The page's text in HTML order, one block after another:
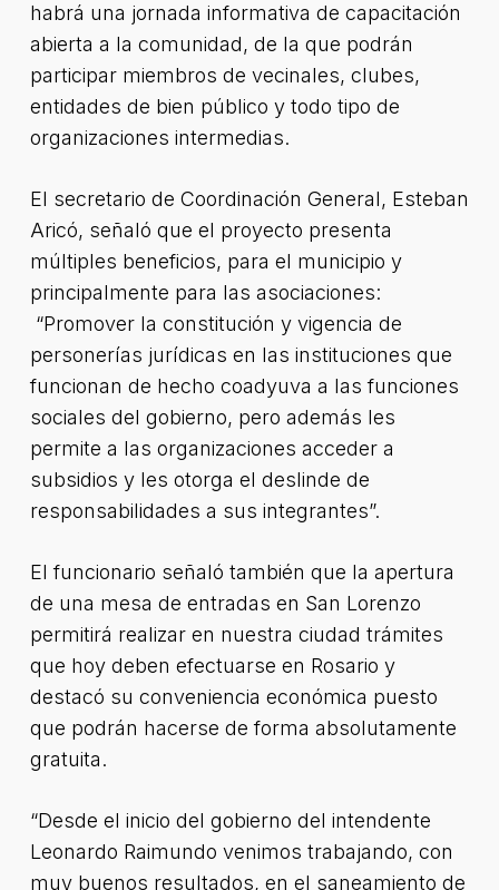
habrá una jornada informativa de capacitación
abierta a la comunidad, de la que podrán
participar miembros de vecinales, clubes,
entidades de bien público y todo tipo de
organizaciones intermedias.
El secretario de Coordinación General, Esteban
Aricó, señaló que el proyecto presenta
múltiples beneficios, para el municipio y
principalmente para las asociaciones:
“Promover la constitución y vigencia de
personerías jurídicas en las instituciones que
funcionan de hecho coadyuva a las funciones
sociales del gobierno, pero además les
permite a las organizaciones acceder a
subsidios y les otorga el deslinde de
responsabilidades a sus integrantes”.
El funcionario señaló también que la apertura
de una mesa de entradas en San Lorenzo
permitirá realizar en nuestra ciudad trámites
que hoy deben efectuarse en Rosario y
destacó su conveniencia económica puesto
que podrán hacerse de forma absolutamente
gratuita.
“Desde el inicio del gobierno del intendente
Leonardo Raimundo venimos trabajando, con
muy buenos resultados, en el saneamiento de